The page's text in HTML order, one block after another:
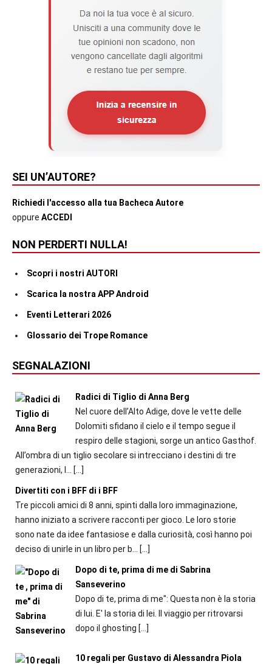
SEI UN’AUTORE?
Richiedi l'accesso alla tua Bacheca Autore
oppure ACCEDI
NON PERDERTI NULLA!
Scopri i nostri AUTORI
Scarica la nostra APP Android
Eventi Letterari 2026
Glossario dei Trope Romance
SEGNALAZIONI
Radici di Tiglio di Anna Berg
Nel cuore dell’Alto Adige, dove le vette delle
Dolomiti sfidano il cielo e il tempo segue il
respiro delle stagioni, sorge un antico Gasthof.
All’ombra di un tiglio secolare si intrecciano i destini di tre
generazioni, l...
[…]
Divertiti con i BFF di i BFF
Tre piccoli amici di 8 anni, spinti dalla loro immaginazione,
hanno iniziato a scrivere racconti per gioco. Le loro storie
sono nate da idee fantasiose e dalla curiosità, così hanno poi
deciso di unirle in un libro per b...
[…]
Dopo di te, prima di me di Sabrina
Sanseverino
Dopo di te, prima di me": Questa non è la storia
di lui. E' la storia di lei. Il viaggio per ritrovarsi
dopo il ghosting […]
10 regali per Gustavo di Alessandra Piola